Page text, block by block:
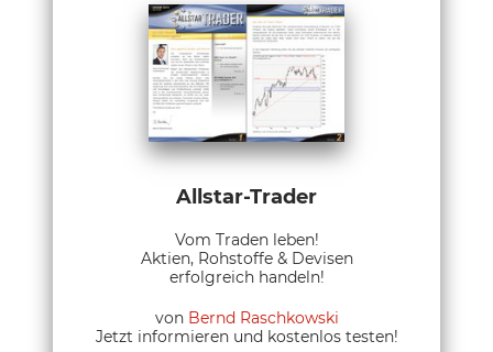
Allstar-Trader
Vom Traden leben!
Aktien, Rohstoffe & Devisen
erfolgreich handeln!
von Bernd Raschkowski
Jetzt informieren und kostenlos testen!